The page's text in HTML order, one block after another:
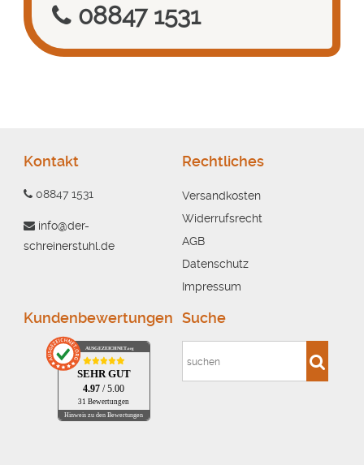
08847 1531
Kontakt
08847 1531
info@der-
schreinerstuhl.de
Rechtliches
Versandkosten
Widerrufsrecht
AGB
Datenschutz
Impressum
Kundenbewertungen
AUSGEZEICHNET.org
SEHR GUT
4.97/ 5.00
31 Bewertungen
Hinweis zu den Bewertungen
Suche